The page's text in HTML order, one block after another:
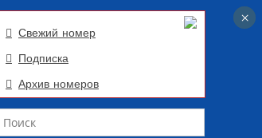
Свежий номер
Подписка
Архив номеров
Поиск
×
×